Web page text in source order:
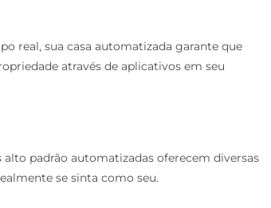
real, sua casa automatizada garante que
através de aplicativos em seu
alto padrão automatizadas oferecem diversas
se sinta como seu.